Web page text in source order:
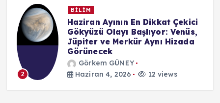
2
BİLİM
Haziran Ayının En Dikkat Çekici
Gökyüzü Olayı Başlıyor: Venüs,
Jüpiter ve Merkür Aynı Hizada
Görünecek
Görkem GÜNEY
Haziran 4, 2026
12 views